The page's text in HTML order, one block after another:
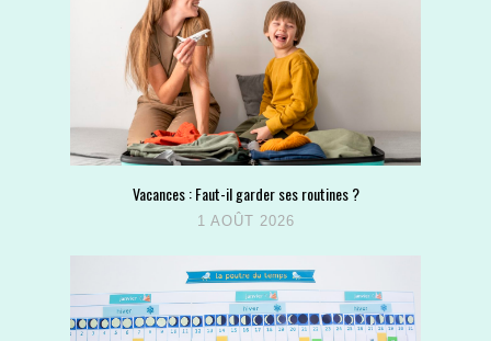
Vacances : Faut-il garder ses routines ?
1 AOÛT 2026